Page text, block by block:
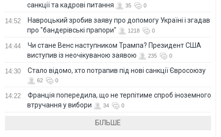
санкції та кадрові питання
35 0
14:52
Навроцький зробив заяву про допомогу Україні і згадав
про "бандерівські прапори"
1218 0
14:44
Чи стане Венс наступником Трампа? Президент США
виступив із неочікуваною заявою
235 0
14:30 Стало відомо, хто потрапив під нові санкції Євросоюзу
62 0
14:22
Франція попередила, що не терпітиме спроб іноземного
втручання у вибори
34 0
БІЛЬШЕ